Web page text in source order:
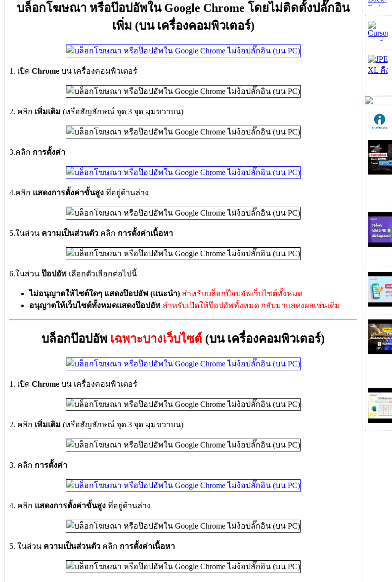
บล็อกโฆษณา หรือป๊อปอัพใน Google Chrome โดยไม่ติดตั้งปลั๊กอิน
เพิ่ม (บน เครื่องคอมพิวเตอร์)
1. เปิด Chrome บน เครื่องคอมพิวเตอร์
2. คลิก เพิ่มเติม (หรือสัญลักษณ์ จุด 3 จุด มุมขวาบน)
3.คลิก การตั้งค่า
4.คลิก แสดงการตั้งค่าขั้นสูง ที่อยู่ด้านล่าง
5.ในส่วน ความเป็นส่วนตัว คลิก การตั้งค่าเนื้อหา
6.ในส่วน ป๊อปอัพ เลือกตัวเลือกต่อไปนี้
ไม่อนุญาตให้ไซต์ใดๆ แสดงป๊อปอัพ (แนะนำ) สำหรับบล็อกป๊อบอัพเว็บไซต์ทั้งหมด
อนุญาตให้เว็บไซต์ทั้งหมดแสดงป๊อปอัพ สำหรับเปิดให้ป๊อปอัพทั้งหมด กลับมาแสดงผลเช่นเดิม
บล็อกป๊อปอัพ เฉพาะบางเว็บไซต์ (บน เครื่องคอมพิวเตอร์)
1. เปิด Chrome บน เครื่องคอมพิวเตอร์
2. คลิก เพิ่มเติม (หรือสัญลักษณ์ จุด 3 จุด มุมขวาบน)
3. คลิก การตั้งค่า
4. คลิก แสดงการตั้งค่าขั้นสูง ที่อยู่ด้านล่าง
5. ในส่วน ความเป็นส่วนตัว คลิก การตั้งค่าเนื้อหา